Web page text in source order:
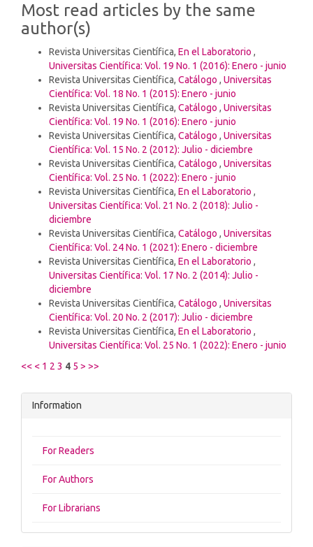
Most read articles by the same
author(s)
Revista Universitas Científica, En el Laboratorio ,
Universitas Científica: Vol. 19 No. 1 (2016): Enero - junio
Revista Universitas Científica, Catálogo , Universitas
Científica: Vol. 18 No. 1 (2015): Enero - junio
Revista Universitas Científica, Catálogo , Universitas
Científica: Vol. 19 No. 1 (2016): Enero - junio
Revista Universitas Científica, Catálogo , Universitas
Científica: Vol. 15 No. 2 (2012): Julio - diciembre
Revista Universitas Científica, Catálogo , Universitas
Científica: Vol. 25 No. 1 (2022): Enero - junio
Revista Universitas Científica, En el Laboratorio ,
Universitas Científica: Vol. 21 No. 2 (2018): Julio -
diciembre
Revista Universitas Científica, Catálogo , Universitas
Científica: Vol. 24 No. 1 (2021): Enero - diciembre
Revista Universitas Científica, En el Laboratorio ,
Universitas Científica: Vol. 17 No. 2 (2014): Julio -
diciembre
Revista Universitas Científica, Catálogo , Universitas
Científica: Vol. 20 No. 2 (2017): Julio - diciembre
Revista Universitas Científica, En el Laboratorio ,
Universitas Científica: Vol. 25 No. 1 (2022): Enero - junio
<< < 1 2 3 4 5 > >>
Information
For Readers
For Authors
For Librarians